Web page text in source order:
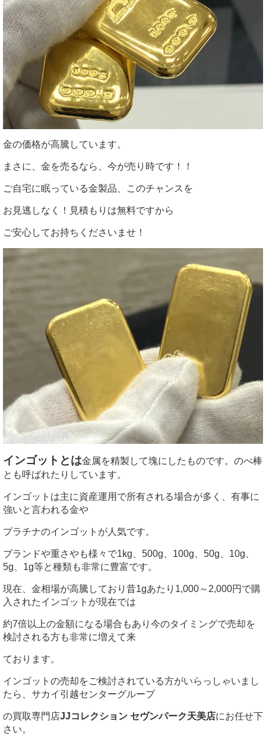
金の価格が高騰しています。
まさに、金を売るなら、今が売り時です！！
ご自宅に眠っている金製品、このチャンスを
お見逃しなく！見積もりは無料ですから
ご安心してお持ちくださいませ！
インゴットとは金属を精製して塊にしたものです。のべ棒
とも呼ばれたりしています。
インゴットは主に資産運用で所有される場合が多く、有事に
強いと言われる金や
プラチナのインゴットが人気です。
ブランドや重さやも様々で1kg、500g、100g、50g、10g、
5g、1g等と種類も非常に豊富です。
現在、金相場が高騰しており昔1gあたり1,000～2,000円で購
入されたインゴットが現在では
約7倍以上の金額になる場合もあり今のタイミングで売却を
検討される方も非常に増えて来
ております。
インゴットの売却をご検討されている方がいらっしゃいまし
たら、サカイ引越センターグループ
の買取専門店JJコレクション セヴンパーク天美店にお任せ下
さい。